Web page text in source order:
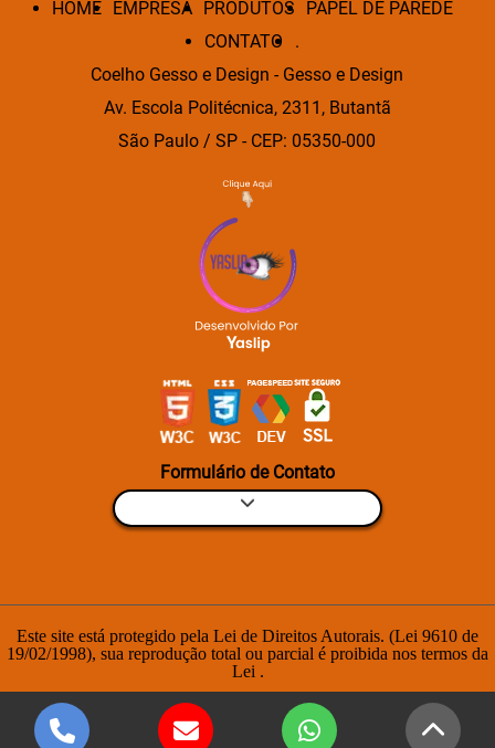
HOME EMPRESA PRODUTOS
PAPEL DE PAREDE
CONTATO
.
Coelho Gesso e Design - Gesso e Design
Av. Escola Politécnica, 2311, Butantã
São Paulo / SP - CEP: 05350-000
Formulário de Contato
Este site está protegido pela Lei de Direitos Autorais. (Lei 9610 de
19/02/1998), sua reprodução total ou parcial é proibida nos termos da
Lei .